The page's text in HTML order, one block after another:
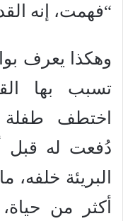
“فهمت، إنه
وهكذا يعرف
تسبب بها
اختطف
دُفعت له قبل
البريئة خلفه،
أكثر من